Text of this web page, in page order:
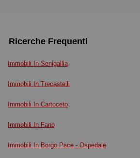
Ricerche Frequenti
Immobili In Senigallia
Immobili In Trecastelli
Immobili In Cartoceto
Immobili In Fano
Immobili In Borgo Pace - Ospedale